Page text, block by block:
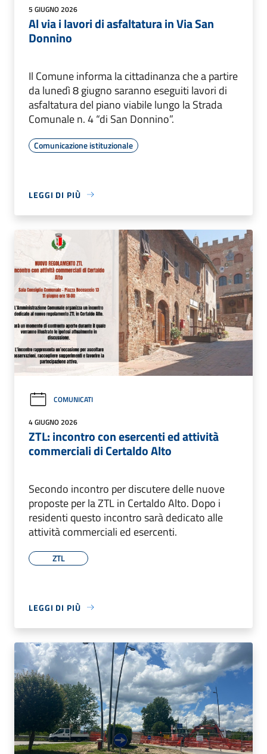
5 GIUGNO 2026
Al via i lavori di asfaltatura in Via San
Donnino
Il Comune informa la cittadinanza che a partire
da lunedì 8 giugno saranno eseguiti lavori di
asfaltatura del piano viabile lungo la Strada
Comunale n. 4 “di San Donnino”.
Comunicazione istituzionale
LEGGI DI PIÙ
COMUNICATI
4 GIUGNO 2026
ZTL: incontro con esercenti ed attività
commerciali di Certaldo Alto
Secondo incontro per discutere delle nuove
proposte per la ZTL in Certaldo Alto. Dopo i
residenti questo incontro sarà dedicato alle
attività commerciali ed esercenti.
ZTL
LEGGI DI PIÙ